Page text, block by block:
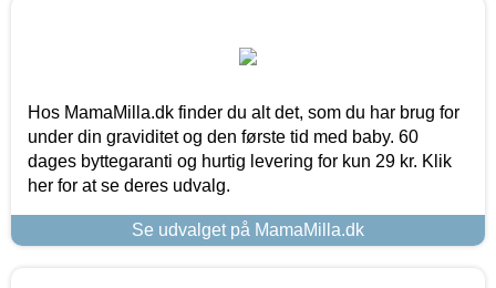
Hos MamaMilla.dk finder du alt det, som du har brug for
under din graviditet og den første tid med baby. 60
dages byttegaranti og hurtig levering for kun 29 kr. Klik
her for at se deres udvalg.
Se udvalget på MamaMilla.dk